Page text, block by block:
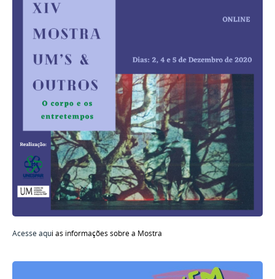
Acesse aqui as informações sobre a Mostra